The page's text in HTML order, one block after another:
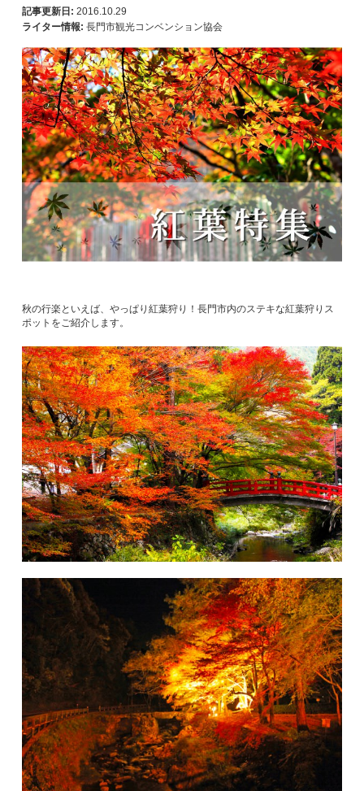
記事更新日: 2016.10.29
ライター情報: 長門市観光コンベンション協会
秋の行楽といえば、やっぱり紅葉狩り！長門市内のステキな紅葉狩りス
ポットをご紹介します。